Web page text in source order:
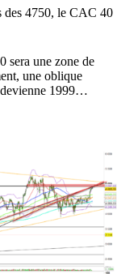
des 4750, le CAC 40
sera une zone de
une oblique
devienne 1999…